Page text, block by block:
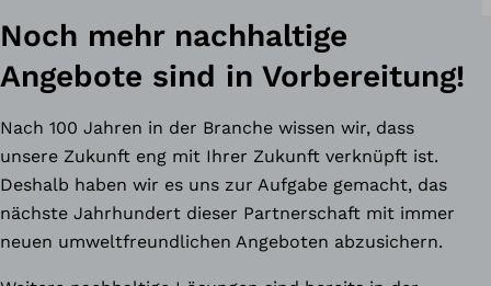
Noch mehr nachhaltige
Angebote sind in Vorbereitung!
Nach 100 Jahren in der Branche wissen wir, dass
unsere Zukunft eng mit Ihrer Zukunft verknüpft ist.
Deshalb haben wir es uns zur Aufgabe gemacht, das
nächste Jahrhundert dieser Partnerschaft mit immer
neuen umweltfreundlichen Angeboten abzusichern.